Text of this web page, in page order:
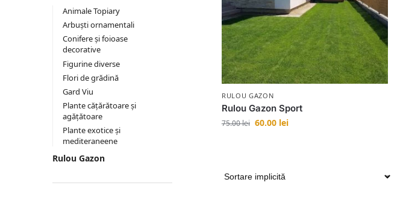
RULOU GAZON
Rulou Gazon Sport
75.00lei 60.00 lei
Animale Topiary
Arbuști ornamentali
Conifere și foioase
decorative
Figurine diverse
Flori de grădină
Gard Viu
Plante cățărătoare și
agățătoare
Plante exotice și
mediteraneene
Rulou Gazon